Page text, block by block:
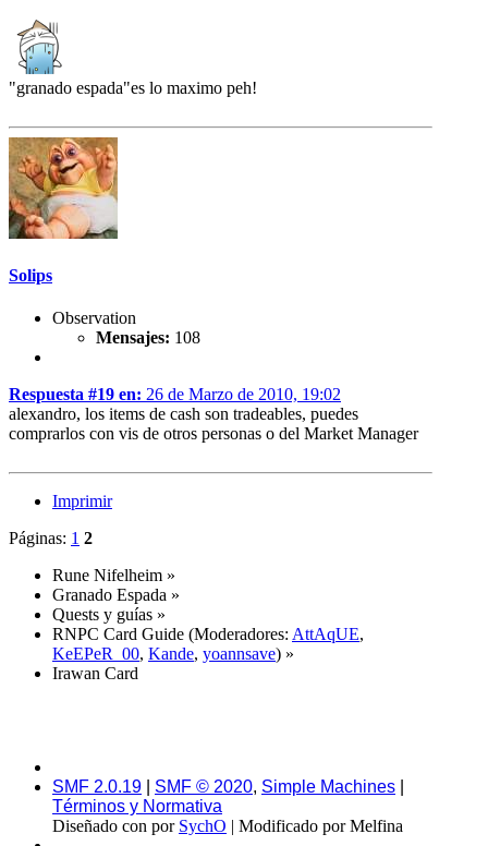
"granado espada"es lo maximo peh!
Solips
Observation
Mensajes: 108
Respuesta #19 en: 26 de Marzo de 2010, 19:02
alexandro, los items de cash son tradeables, puedes
comprarlos con vis de otros personas o del Market Manager
Imprimir
Páginas: 1 2
Rune Nifelheim »
Granado Espada »
Quests y guías »
RNPC Card Guide (Moderadores: AttAqUE,
KeEPeR_00, Kande, yoannsave) »
Irawan Card
SMF 2.0.19 SMF © 2020, Simple Machines
Términos y Normativa
Diseñado con por SychO | Modificado por Melfina